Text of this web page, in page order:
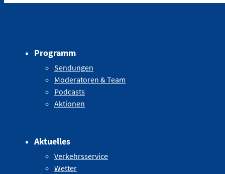
Programm
Sendungen
Moderatoren & Team
Podcasts
Aktionen
Aktuelles
Verkehrsservice
Wetter